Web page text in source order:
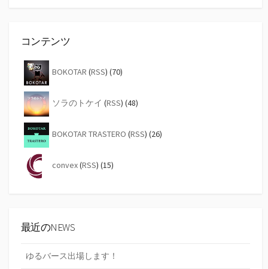
コンテンツ
BOKOTAR (RSS) (70)
ソラのトケイ (RSS) (48)
BOKOTAR TRASTERO (RSS) (26)
convex(RSS) (15)
最近のNEWS
ゆるバース出場します！